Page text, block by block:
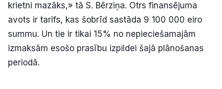
krietni mazāks,» tā S. Bērziņa. Otrs finansējuma
avots ir tarifs, kas šobrīd sastāda 9 100 000 eiro
summu. Un tie ir tikai 15% no nepieciešamajām
izmaksām esošo prasību izpildei šajā plānošanas
periodā.